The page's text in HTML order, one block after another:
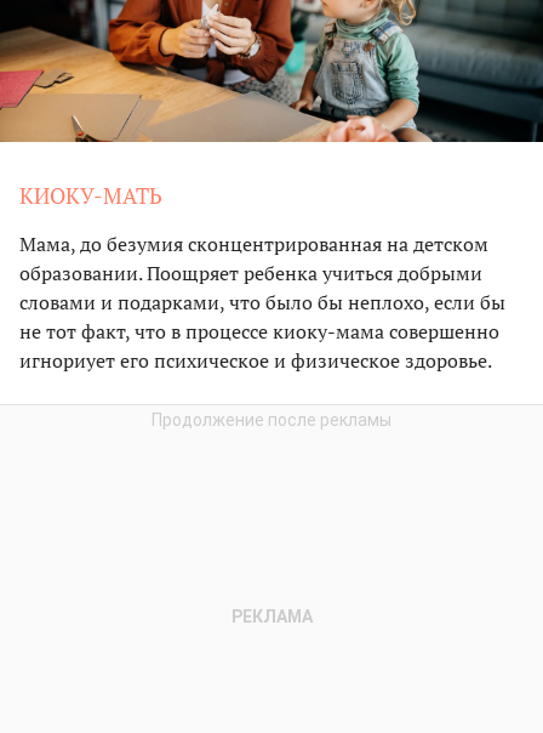
КИОКУ-МАТЬ
Мама, до безумия сконцентрированная на детском
образовании. Поощряет ребенка учиться добрыми
словами и подарками, что было бы неплохо, если бы
не тот факт, что в процессе киоку-мама совершенно
игнориует его психическое и физическое здоровье.